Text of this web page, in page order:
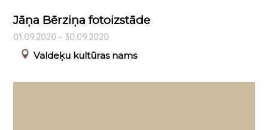
Jāņa Bērziņa fotoizstāde
01.09.2020 - 30.09.2020
Valdeķu kultūras nams